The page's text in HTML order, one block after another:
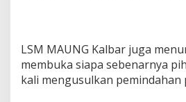
LSM MAUNG Kalbar juga
membuka siapa sebenarnya
kali mengusulkan pemindahan